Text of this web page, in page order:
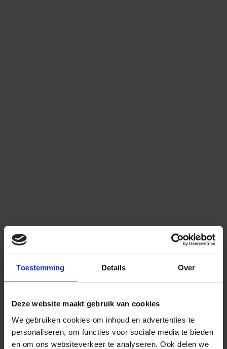
Toestemming Details Over
Deze website maakt gebruik van cookies
We gebruiken cookies om inhoud en advertenties te
personaliseren, om functies voor sociale media te bieden
en om ons websiteverkeer te analyseren. Ook delen we